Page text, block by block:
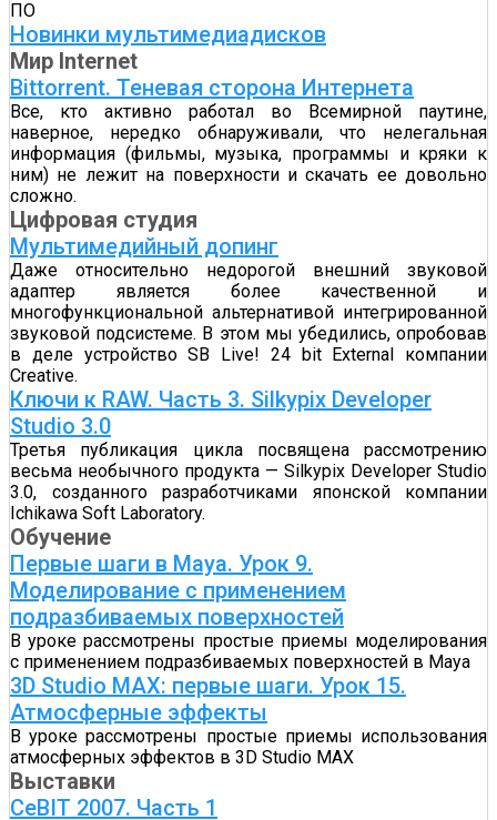
ПО
Новинки мультимедиадисков
Мир Internet
Bittorrent. Теневая сторона Интернета
Все, кто активно работал во Всемирной паутине,
наверное, нередко обнаруживали, что нелегальная
информация (фильмы, музыка, программы и кряки к
ним) не лежит на поверхности и скачать ее довольно
сложно.
Цифровая студия
Мультимедийный допинг
Даже относительно недорогой внешний звуковой
адаптер является более качественной и
многофункциональной альтернативой интегрированной
звуковой подсистеме. В этом мы убедились, опробовав
в деле устройство SB Live! 24 bit External компании
Creative.
Ключи к RAW. Часть 3. Silkypix Developer
Studio 3.0
Третья публикация цикла посвящена рассмотрению
весьма необычного продукта — Silkypix Developer Studio
3.0, созданного разработчиками японской компании
Ichikawa Soft Laboratory.
Обучение
Первые шаги в Maya. Урок 9.
Моделирование с применением
подразбиваемых поверхностей
В уроке рассмотрены простые приемы моделирования
с применением подразбиваемых поверхностей в Maya
3D Studio MAX: первые шаги. Урок 15.
Атмосферные эффекты
В уроке рассмотрены простые приемы использования
атмосферных эффектов в 3D Studio MAX
Выставки
CeBIT 2007. Часть 1